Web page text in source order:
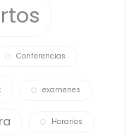
Conferencias
examenes
Horarios